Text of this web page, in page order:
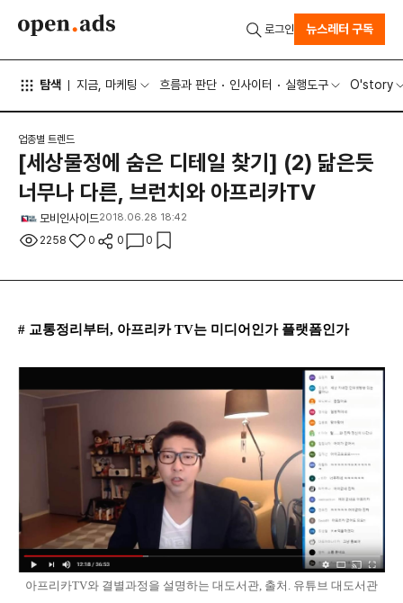
탐색 지금, 마케팅 흐름과 판단 인사이터 실행도구 O'story
로그인 뉴스레터 구독
업종별 트렌드
[세상물정에 숨은 디테일 찾기] (2) 닮은듯
너무나 다른, 브런치와 아프리카TV
모비인사이드2018.06.28 18:42
2258 0 0 0
# 교통정리부터, 아프리카 TV는 미디어인가 플랫폼인가
아프리카TV와 결별과정을 설명하는 대도서관, 출처. 유튜브 대도서관